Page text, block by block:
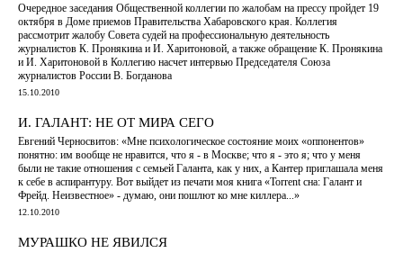
Очередное заседания Общественной коллегии по жалобам на прессу пройдет 19
октября в Доме приемов Правительства Хабаровского края. Коллегия
рассмотрит жалобу Совета судей на профессиональную деятельность
журналистов К. Пронякина и И. Харитоновой, а также обращение К. Пронякина
и И. Харитоновой в Коллегию насчет интервью Председателя Союза
журналистов России В. Богданова
15.10.2010
И. ГАЛАНТ: НЕ ОТ МИРА СЕГО
Евгений Черносвитов: «Мне психологическое состояние моих «оппонентов»
понятно: им вообще не нравится, что я - в Москве; что я - это я; что у меня
были не такие отношения с семьей Галанта, как у них, а Кантер приглашала меня
к себе в аспирантуру. Вот выйдет из печати моя книга «Torrent сна: Галант и
Фрейд. Неизвестное» - думаю, они пошлют ко мне киллера...»
12.10.2010
МУРАШКО НЕ ЯВИЛСЯ